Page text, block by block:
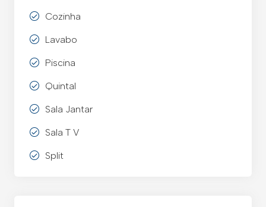
Cozinha
Lavabo
Piscina
Quintal
Sala Jantar
Sala T V
Split